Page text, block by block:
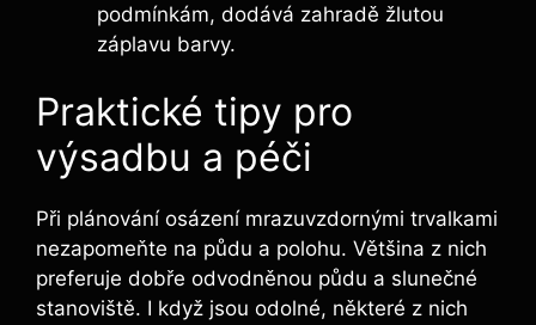
podmínkám, dodává zahradě žlutou
záplavu barvy.
Praktické tipy pro
výsadbu a péči
Při plánování osázení mrazuvzdornými trvalkami
nezapomeňte na půdu a polohu. Většina z nich
preferuje dobře odvodněnou půdu a slunečné
stanoviště. I když jsou odolné, některé z nich